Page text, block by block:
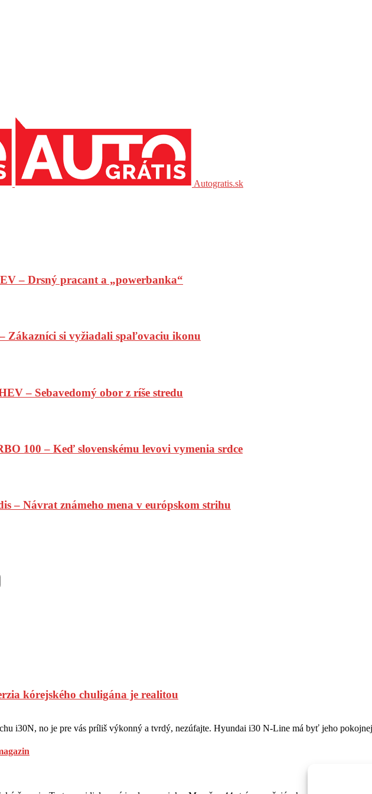
Autogratis.sk
– Drsný pracant a „powerbanka“
Zákazníci si vyžiadali spaľovaciu ikonu
– Sebavedomý obor z ríše stredu
100 – Keď slovenskému levovi vymenia srdce
– Návrat známeho mena v európskom strihu
kórejského chuligána je realitou
i30N, no je pre vás príliš výkonný a tvrdý, nezúfajte. Hyundai i30 N-Line má byť jeho